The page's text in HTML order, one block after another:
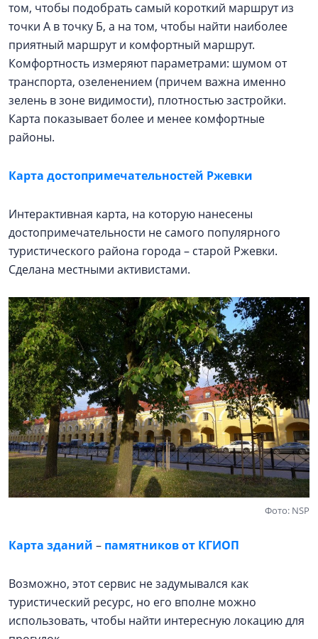
том, чтобы подобрать самый короткий маршрут из
точки А в точку Б, а на том, чтобы найти наиболее
приятный маршрут и комфортный маршрут.
Комфортность измеряют параметрами: шумом от
транспорта, озеленением (причем важна именно
зелень в зоне видимости), плотностью застройки.
Карта показывает более и менее комфортные
районы.
Карта достопримечательностей Ржевки
Интерактивная карта, на которую нанесены
достопримечательности не самого популярного
туристического района города – старой Ржевки.
Сделана местными активистами.
Фото: NSP
Карта зданий – памятников от КГИОП
Возможно, этот сервис не задумывался как
туристический ресурс, но его вполне можно
использовать, чтобы найти интересную локацию для